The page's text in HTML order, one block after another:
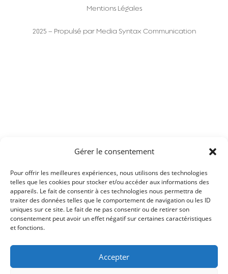
Gérer le consentement
Pour offrir les meilleures expériences, nous utilisons des technologies
telles que les cookies pour stocker et/ou accéder aux informations des
appareils. Le fait de consentir à ces technologies nous permettra de
traiter des données telles que le comportement de navigation ou les ID
uniques sur ce site. Le fait de ne pas consentir ou de retirer son
consentement peut avoir un effet négatif sur certaines caractéristiques
et fonctions.
Accepter
Mentions Légales
2025 – Propulsé par Media Syntax Communication